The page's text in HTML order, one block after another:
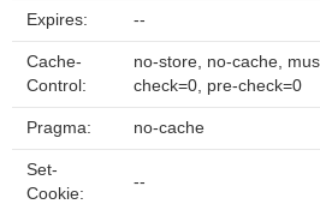
Expires: --
Cache-
Control:
no-store, no-cache,
check=0, pre-check=0
Pragma: no-cache
Set-
Cookie:
--